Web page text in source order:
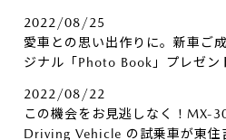
2022/08/25
愛車との思い出作りに。新車ご
ジナル「Photo Book」プレゼン
2022/08/22
この機会をお見逃しなく！MX-
Driving Vehicle の試乗車が東住